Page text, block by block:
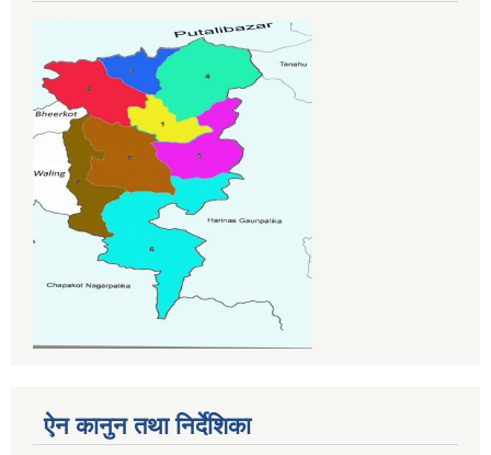
ऐन कानुन तथा निर्देशिका